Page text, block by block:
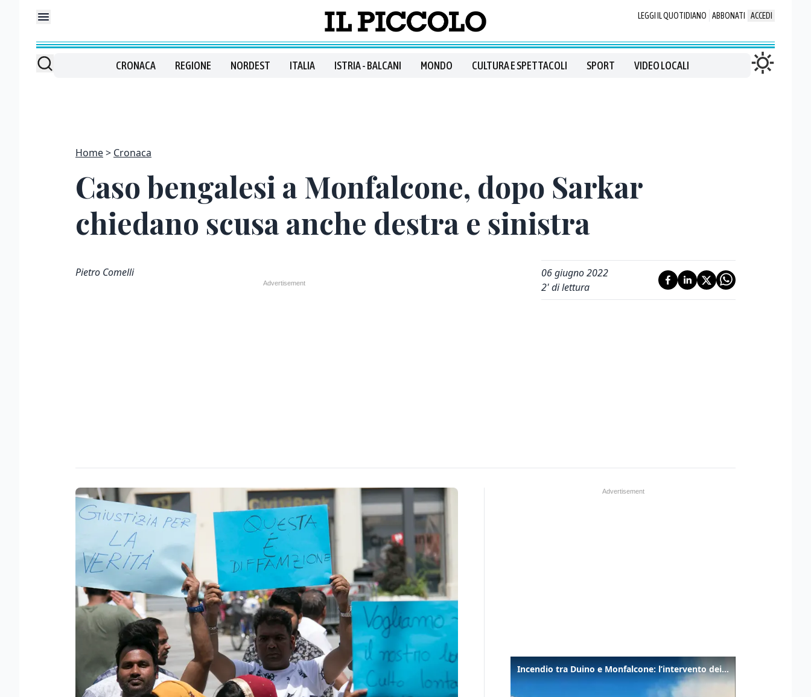
LEGGI IL QUOTIDIANO ABBONATI ACCEDI
CRONACA REGIONE NORDEST ITALIA ISTRIA - BALCANI MONDO CULTURA E SPETTACOLI SPORT VIDEO LOCALI
Home Cronaca
Caso bengalesi a Monfalcone, dopo Sarkar
chiedano scusa anche destra e sinistra
Pietro Comelli
06 giugno 2022
2' di lettura
Incendio tra Duino e Monfalcone: l’intervento dei vigili del fuoco